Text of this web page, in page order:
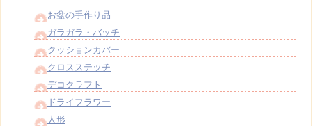
お盆の手作り品
ガラガラ・バッチ
クッションカバー
クロスステッチ
デコクラフト
ドライフラワー
人形